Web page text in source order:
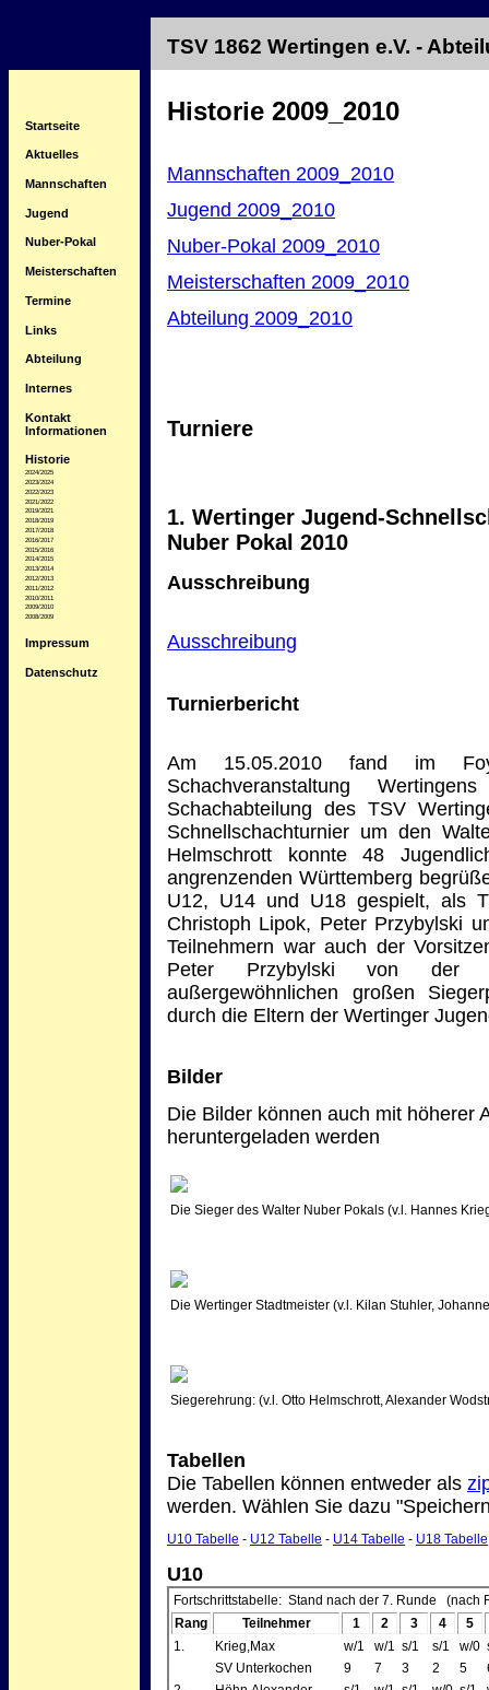
TSV 1862 Wertingen e.V. -
Startseite
Aktuelles
Mannschaften
Jugend
Nuber-Pokal
Meisterschaften
Termine
Links
Abteilung
Internes
Kontakt
Informationen
Historie
2024/2025
2023/2024
2022/2023
2021/2022
2019/2021
2018/2019
2017/2018
2016/2017
2015/2016
2014/2015
2013/2014
2012/2013
2011/2012
2010/2011
2009/2010
2008/2009
Impressum
Datenschutz
Historie 2009_2010
Mannschaften 2009_2010
Jugend 2009_2010
Nuber-Pokal 2009_2010
Meisterschaften 2009_2010
Abteilung 2009_2010
Turniere
1. Wertinger Jugend-
Nuber Pokal 2010
Ausschreibung
Ausschreibung
Turnierbericht
Am 15.05.2010 fand im
Schachveranstaltung
Schachabteilung des TSV
Schnellschachturnier um den
Helmschrott konnte 48
angrenzenden Württemberg
U12, U14 und U18 gespielt, als
Christoph Lipok, Peter Przybylski
Teilnehmern war auch der
Peter Przybylski von der
außergewöhnlichen großen
durch die Eltern der Wertinger
Bilder
Die Bilder können auch mit höherer
heruntergeladen werden
Die Sieger des Walter Nuber Pokals (v.l. Hannes
Die Wertinger Stadtmeister (v.l. Kilan Stuhler,
Siegerehrung: (v.l. Otto Helmschrott, Alexander
Tabellen
Die Tabellen können entweder als
werden. Wählen Sie dazu
U10 Tabelle - U12 Tabelle - U14 Tabelle - U18 Tabelle
U10
Fortschrittstabelle: Stand nach der 7. Runde (nach
Rang
Teilnehmer 1 2 3 4
5
1.
Krieg,Max w/1 w/1 s/1 s/1 w/0
SV Unterkochen
9 7 3 2 5